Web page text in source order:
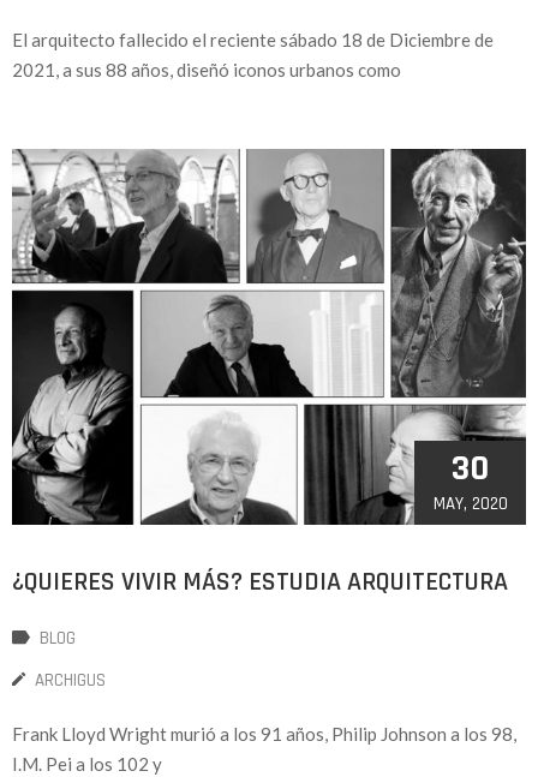
El arquitecto fallecido el reciente sábado 18 de Diciembre de
2021, a sus 88 años, diseñó iconos urbanos como
30
MAY, 2020
¿QUIERES VIVIR MÁS? ESTUDIA ARQUITECTURA
BLOG
ARCHIGUS
Frank Lloyd Wright murió a los 91 años, Philip Johnson a los 98,
I.M. Pei a los 102 y